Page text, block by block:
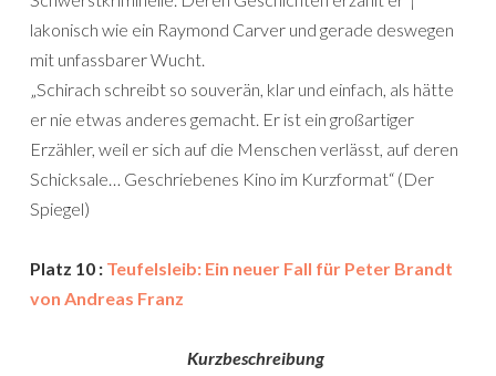
lakonisch wie ein Raymond Carver und gerade deswegen
mit unfassbarer Wucht.
„Schirach schreibt so souverän, klar und einfach, als hätte
er nie etwas anderes gemacht. Er ist ein großartiger
Erzähler, weil er sich auf die Menschen verlässt, auf deren
Schicksale… Geschriebenes Kino im Kurzformat“ (Der
Spiegel)
Platz 10 : Teufelsleib: Ein neuer Fall für Peter Brandt
von Andreas Franz
Kurzbeschreibung